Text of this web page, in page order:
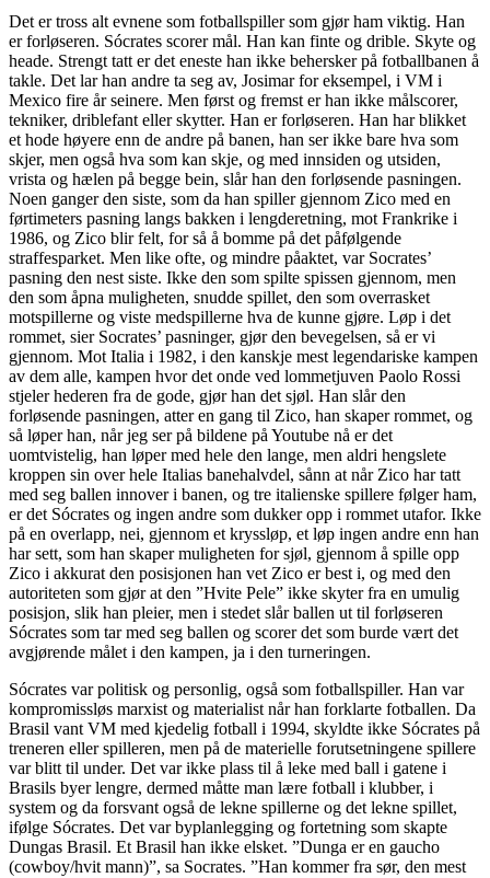
Det er tross alt evnene som fotballspiller som gjør ham viktig. Han
er forløseren. Sócrates scorer mål. Han kan finte og drible. Skyte og
heade. Strengt tatt er det eneste han ikke behersker på fotballbanen å
takle. Det lar han andre ta seg av, Josimar for eksempel, i VM i
Mexico fire år seinere. Men først og fremst er han ikke målscorer,
tekniker, driblefant eller skytter. Han er forløseren. Han har blikket
et hode høyere enn de andre på banen, han ser ikke bare hva som
skjer, men også hva som kan skje, og med innsiden og utsiden,
vrista og hælen på begge bein, slår han den forløsende pasningen.
Noen ganger den siste, som da han spiller gjennom Zico med en
førtimeters pasning langs bakken i lengderetning, mot Frankrike i
1986, og Zico blir felt, for så å bomme på det påfølgende
straffesparket. Men like ofte, og mindre påaktet, var Socrates’
pasning den nest siste. Ikke den som spilte spissen gjennom, men
den som åpna muligheten, snudde spillet, den som overrasket
motspillerne og viste medspillerne hva de kunne gjøre. Løp i det
rommet, sier Socrates’ pasninger, gjør den bevegelsen, så er vi
gjennom. Mot Italia i 1982, i den kanskje mest legendariske kampen
av dem alle, kampen hvor det onde ved lommetjuven Paolo Rossi
stjeler hederen fra de gode, gjør han det sjøl. Han slår den
forløsende pasningen, atter en gang til Zico, han skaper rommet, og
så løper han, når jeg ser på bildene på Youtube nå er det
uomtvistelig, han løper med hele den lange, men aldri hengslete
kroppen sin over hele Italias banehalvdel, sånn at når Zico har tatt
med seg ballen innover i banen, og tre italienske spillere følger ham,
er det Sócrates og ingen andre som dukker opp i rommet utafor. Ikke
på en overlapp, nei, gjennom et kryssløp, et løp ingen andre enn han
har sett, som han skaper muligheten for sjøl, gjennom å spille opp
Zico i akkurat den posisjonen han vet Zico er best i, og med den
autoriteten som gjør at den ”Hvite Pele” ikke skyter fra en umulig
posisjon, slik han pleier, men i stedet slår ballen ut til forløseren
Sócrates som tar med seg ballen og scorer det som burde vært det
avgjørende målet i den kampen, ja i den turneringen.
Sócrates var politisk og personlig, også som fotballspiller. Han var
kompromissløs marxist og materialist når han forklarte fotballen. Da
Brasil vant VM med kjedelig fotball i 1994, skyldte ikke Sócrates på
treneren eller spilleren, men på de materielle forutsetningene spillere
var blitt til under. Det var ikke plass til å leke med ball i gatene i
Brasils byer lengre, dermed måtte man lære fotball i klubber, i
system og da forsvant også de lekne spillerne og det lekne spillet,
ifølge Sócrates. Det var byplanlegging og fortetning som skapte
Dungas Brasil. Et Brasil han ikke elsket. ”Dunga er en gaucho
(cowboy/hvit mann)”, sa Socrates. ”Han kommer fra sør, den mest